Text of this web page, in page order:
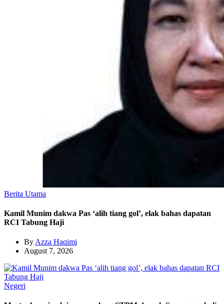
Berita Utama
Kamil Munim dakwa Pas ‘alih tiang gol’, elak bahas dapatan
RCI Tabung Haji
By Azza Haqimi
August 7, 2026
Negeri